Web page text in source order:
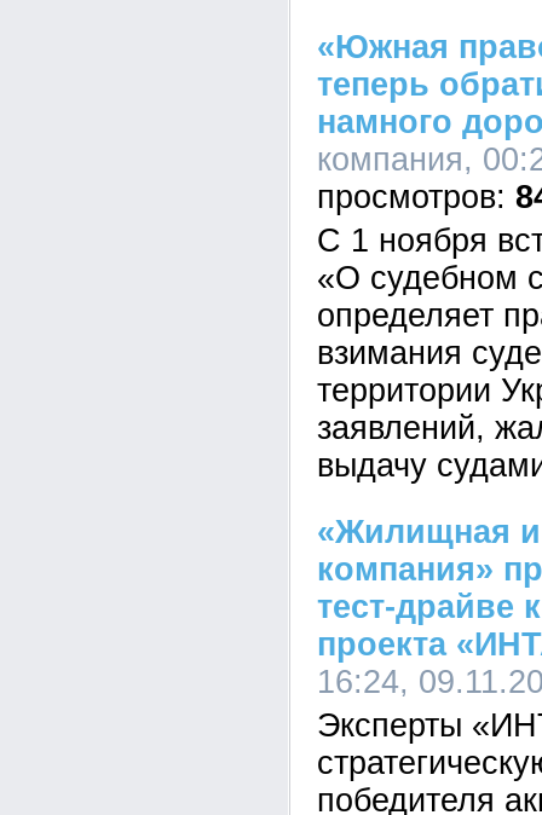
«Южная
теперь
намного
компания,
С 1 ноября
«О судебном
определяет
взимания
территории
заявлений,
выдачу
«Жилищная
компания»
тест-драйве
проекта
16:24,
Эксперты
победителя